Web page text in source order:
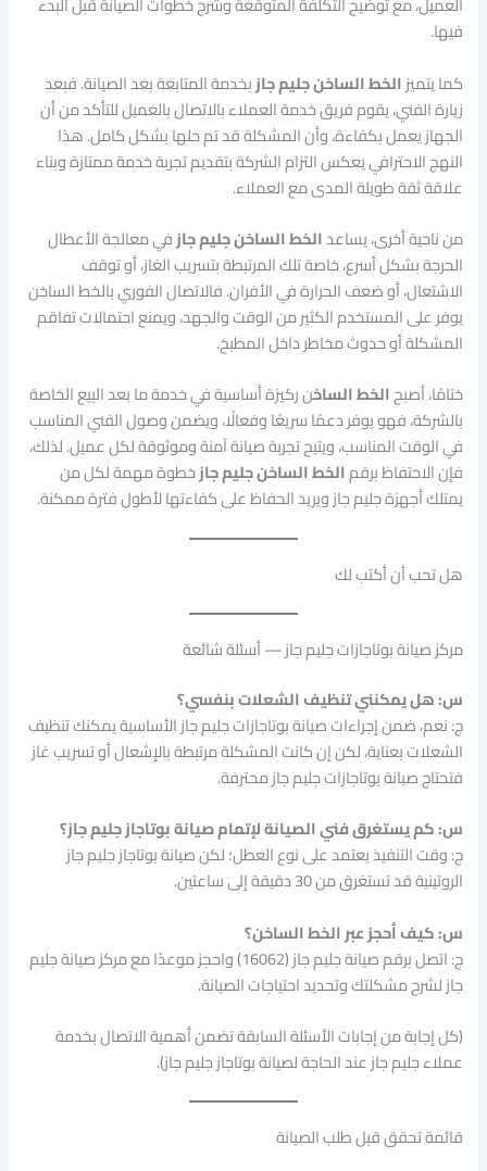
فيها.
كما يتميزالخط الساخن جليم جازبخدمة المتابعة بعد الصيانة. فبعد
زيارة الفني، يقوم فريق خدمة العملاء بالاتصال بالعميل للتأكد من أن
الجهاز يعمل بكفاءة، وأن المشكلة قد تم حلها بشكل كامل. هذا
النهج الاحترافي يعكس التزام الشركة بتقديم تجربة خدمة ممتازة وبناء
علاقة ثقة طويلة المدى مع العملاء.
من ناحية أخرى، يساعدالخط الساخن جليم جازفي معالجة الأعطال
الحرجة بشكل أسرع، خاصة تلك المرتبطة بتسريب الغاز، أو توقف
الاشتعال، أو ضعف الحرارة في الأفران. فالاتصال الفوري بالخط الساخن
يوفر على المستخدم الكثير من الوقت والجهد، ويمنع احتمالات تفاقم
المشكلة أو حدوث مخاطر داخل المطبخ.
ختامًا، أصبحالخط الساخن ركيزة أساسية في خدمة ما بعد البيع الخاصة
بالشركة، فهو يوفر دعمًا سريعًا وفعالًا، ويضمن وصول الفني المناسب
في الوقت المناسب، ويتيح تجربة صيانة آمنة وموثوقة لكل عميل. لذلك،
فإن الاحتفاظ برقمالخط الساخن جليم جازخطوة مهمة لكل من
يمتلك أجهزة جليم جاز ويريد الحفاظ على كفاءتها لأطول فترة ممكنة.
هل تحب أن أكتب لك
مركز صيانة بوتاجازات جليم جاز — أسئلة شائعة
س: هل يمكنني تنظيف الشعلات بنفسي؟
ج: نعم، ضمن إجراءات صيانة بوتاجازات جليم جاز الأساسية يمكنك تنظيف
الشعلات بعناية، لكن إن كانت المشكلة مرتبطة بالإشعال أو تسريب غاز
فتحتاج صيانة بوتاجازات جليم جاز محترفة.
س: كم يستغرق فني الصيانة لإتمام صيانة بوتاجاز جليم جاز؟
ج: وقت التنفيذ يعتمد على نوع العطل؛ لكن صيانة بوتاجاز جليم جاز
الروتينية قد تستغرق من 30 دقيقة إلى ساعتين.
س: كيف أحجز عبر الخط الساخن؟
ج: اتصل برقم صيانة جليم جاز (16062) واحجز موعدًا مع مركز صيانة جليم
جاز لشرح مشكلتك وتحديد احتياجات الصيانة.
(كل إجابة من إجابات الأسئلة السابقة تضمن أهمية الاتصال بخدمة
عملاء جليم جاز عند الحاجة لصيانة بوتاجاز جليم جاز).
قائمة تحقق قبل طلب الصيانة